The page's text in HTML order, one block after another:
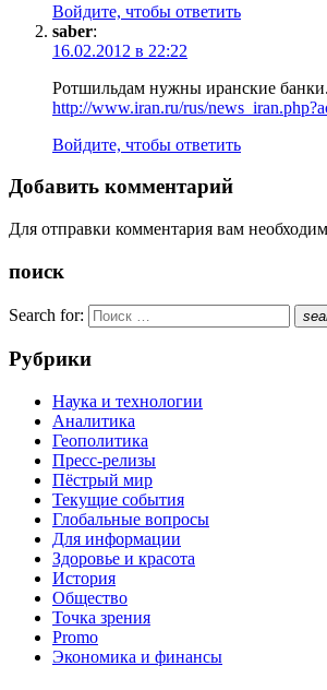
Войдите, чтобы ответить
saber:
16.02.2012 в 22:22
Ротшильдам нужны иранские банки.
http://www.iran.ru/rus/
Войдите, чтобы ответить
Добавить комментарий
Для отправки комментария вам
поиск
Search for:
Рубрики
Наука и технологии
Аналитика
Геополитика
Пресс-релизы
Пёстрый мир
Текущие события
Глобальные вопросы
Для информации
Здоровье и красота
История
Общество
Точка зрения
Promo
Экономика и финансы